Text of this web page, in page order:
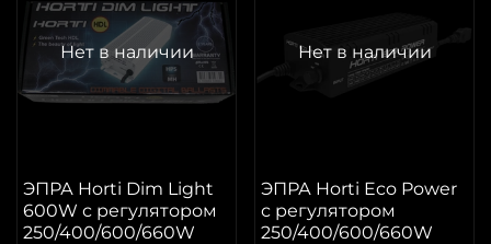
Нет в наличии
ЭПРА Horti Dim Light
600W с регулятором
250/400/600/660W
Нет в наличии
ЭПРА Horti Eco Power
с регулятором
250/400/600/660W